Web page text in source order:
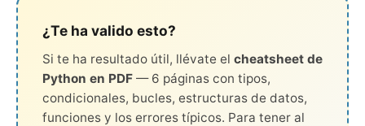
¿Te ha valido esto?
Si te ha resultado útil, llévate el cheatsheet de
Python en PDF — 6 páginas con tipos,
condicionales, bucles, estructuras de datos,
funciones y los errores típicos. Para tener al